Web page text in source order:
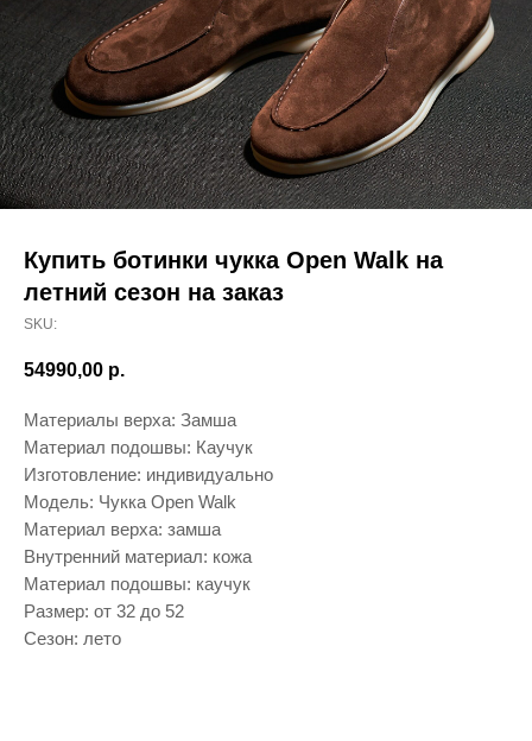
Купить ботинки чукка Open Walk на
летний сезон на заказ
SKU:
54990,00 р.
Материалы верха: Замша
Материал подошвы: Каучук
Изготовление: индивидуально
Модель: Чукка Open Walk
Материал верха: замша
Внутренний материал: кожа
Материал подошвы: каучук
Размер: от 32 до 52
Сезон: лето